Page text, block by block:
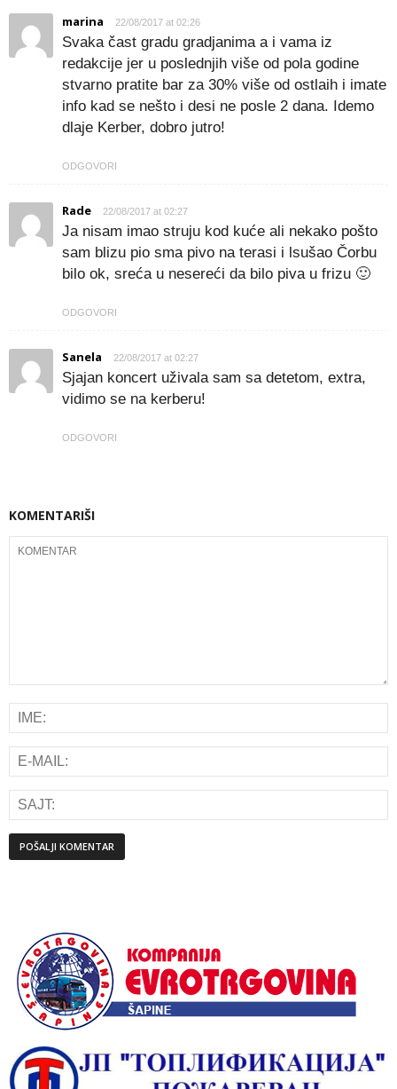
marina 22/08/2017 at 02:26
Svaka čast gradu gradjanima a i vama iz
redakcije jer u poslednjih više od pola godine
stvarno pratite bar za 30% više od ostlaih i imate
info kad se nešto i desi ne posle 2 dana. Idemo
dlaje Kerber, dobro jutro!
ODGOVORI
Rade 22/08/2017 at 02:27
Ja nisam imao struju kod kuće ali nekako pošto
sam blizu pio sma pivo na terasi i lsušao Čorbu
bilo ok, sreća u nesereći da bilo piva u frizu 🙂
ODGOVORI
Sanela 22/08/2017 at 02:27
Sjajan koncert uživala sam sa detetom, extra,
vidimo se na kerberu!
ODGOVORI
KOMENTARIŠI